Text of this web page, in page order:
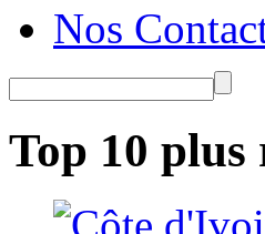
Nos
Top 10 plus